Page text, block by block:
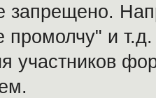
запрещено.
и
участников